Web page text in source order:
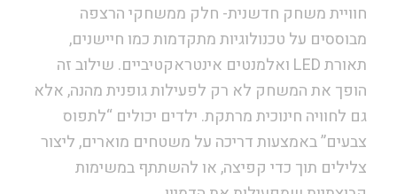
חוויית משחק חדשנית- חלק ממשחקי הרצפה
מבוססים על טכנולוגיות מתקדמות כמו חיישנים,
תאורת LED ואלמנטים אינטראקטיביים. שילוב זה
הופך את המשחק לא רק לפעילות גופנית מהנה, אלא
גם לחוויה חינוכית מרתקת. ילדים יכולים “לתפוס
צבעים” באמצעות דריכה על משטחים מוארים, ליצור
צלילים תוך כדי קפיצה, או להשתתף במשימות